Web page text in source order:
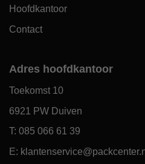
Hoofdkantoor
Contact
Adres hoofdkantoor
Toekomst 10
6921 PW Duiven
T: 085 066 61 39
E: